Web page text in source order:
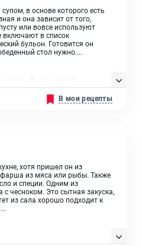
в основе которого есть
и она зависит от того,
или вовсе используют
включают в список
бульон. Готовится он
стол нужно....
, Лук репчатый,
В мои рецепты
хотя пришел он из
из мяса или рыбы. Также
и специи. Одним из
чесноком. Это сытная закуска,
из сала хорошо подходит к